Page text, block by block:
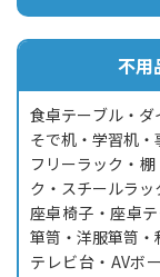
不用
食卓テーブル・
そで机・学習机
フリーラック・
ク・スチールラ
座卓椅子・座卓
箪笥・洋服箪笥
テレビ台・AVボ